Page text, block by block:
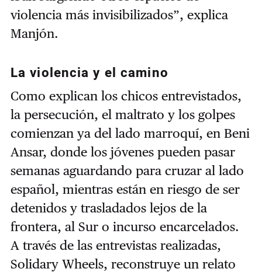
violencia más invisibilizados”, explica
Manjón.
La violencia y el camino
Como explican los chicos entrevistados,
la persecución, el maltrato y los golpes
comienzan ya del lado marroquí, en Beni
Ansar, donde los jóvenes pueden pasar
semanas aguardando para cruzar al lado
español, mientras están en riesgo de ser
detenidos y trasladados lejos de la
frontera, al Sur o incurso encarcelados.
A través de las entrevistas realizadas,
Solidary Wheels, reconstruye un relato